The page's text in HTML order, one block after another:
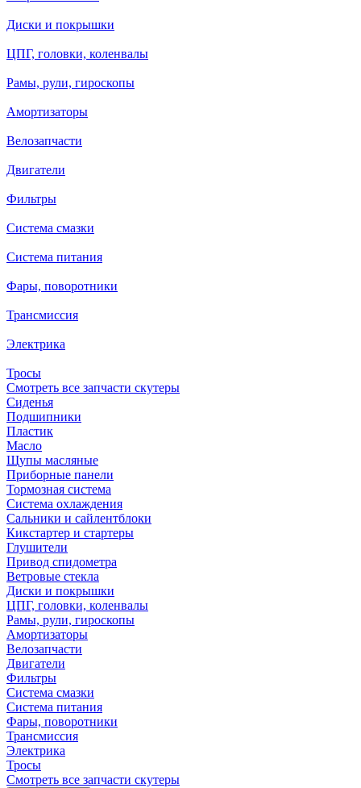
Диски и покрышки
ЦПГ, головки, коленвалы
Рамы, рули, гироскопы
Амортизаторы
Велозапчасти
Двигатели
Фильтры
Система смазки
Система питания
Фары, поворотники
Трансмиссия
Электрика
Тросы
Смотреть все запчасти скутеры
Сиденья
Подшипники
Пластик
Масло
Щупы масляные
Приборные панели
Тормозная система
Система охлаждения
Сальники и сайлентблоки
Кикстартер и стартеры
Глушители
Привод спидометра
Ветровые стекла
Диски и покрышки
ЦПГ, головки, коленвалы
Рамы, рули, гироскопы
Амортизаторы
Велозапчасти
Двигатели
Фильтры
Система смазки
Система питания
Фары, поворотники
Трансмиссия
Электрика
Тросы
Смотреть все запчасти скутеры